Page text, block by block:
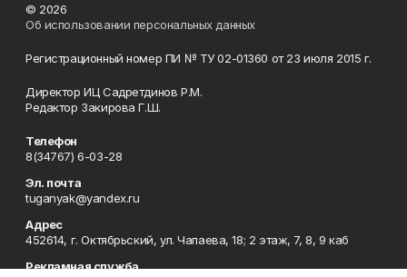
© 2026
Об использовании персональных данных
Регистрационный номер ПИ № ТУ 02-01360 от 23 июля 2015 г.
Директор ИЦ Садретдинов Р.М.
Редактор Закирова Г.Ш.
Телефон
8(34767) 6-03-28
Эл. почта
tuganyak@yandex.ru
Адрес
452614, г. Октябрьский, ул. Чапаева, 18; 2 этаж, 7, 8, 9 каб
Рекламная служба